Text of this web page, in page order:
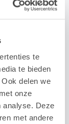
te
te bieden
delen we
onze
analyse. Deze
met andere
niet door aan